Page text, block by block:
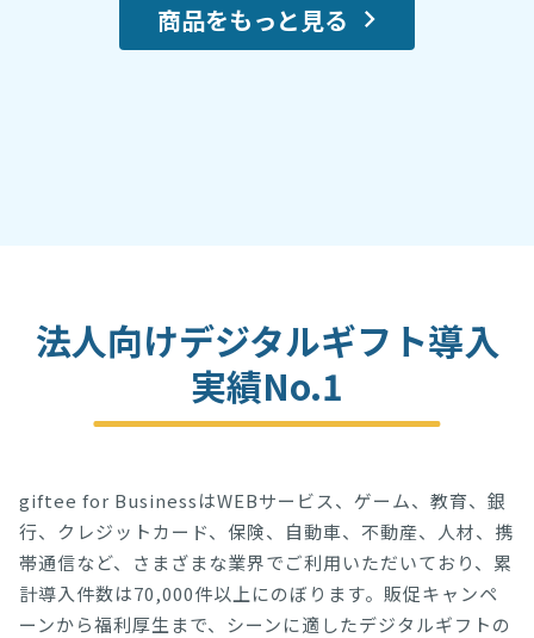
商品をもっと見る
法人向けデジタルギフト導入
実績No.1
giftee for BusinessはWEBサービス、ゲーム、教育、銀
行、クレジットカード、保険、自動車、不動産、人材、携
帯通信など、さまざまな業界でご利用いただいており、累
計導入件数は70,000件以上にのぼります。販促キャンペ
ーンから福利厚生まで、シーンに適したデジタルギフトの